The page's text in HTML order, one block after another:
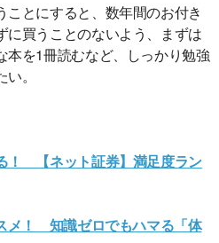
とにすると、数年間のお付き
に買うことのないよう、まずは
本を1冊読むなど、しっかり勉強
。
！ 【ネット証券】満足度ラン
メ！ 知識ゼロでもハマる「体